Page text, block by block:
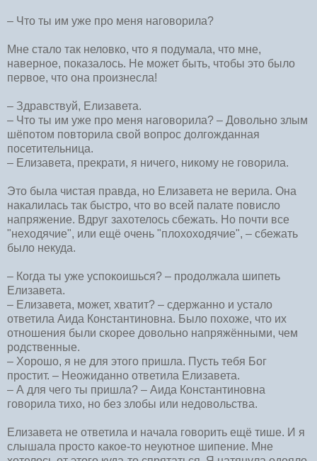
– Что ты им уже про меня наговорила?
Мне стало так неловко, что я подумала, что мне,
наверное, показалось. Не может быть, чтобы это было
первое, что она произнесла!
– Здравствуй, Елизавета.
– Что ты им уже про меня наговорила? – Довольно злым
шёпотом повторила свой вопрос долгожданная
посетительница.
– Елизавета, прекрати, я ничего, никому не говорила.
Это была чистая правда, но Елизавета не верила. Она
накалилась так быстро, что во всей палате повисло
напряжение. Вдруг захотелось сбежать. Но почти все
"неходячие", или ещё очень "плохоходячие", – сбежать
было некуда.
– Когда ты уже успокоишься? – продолжала шипеть
Елизавета.
– Елизавета, может, хватит? – сдержанно и устало
ответила Аида Константиновна. Было похоже, что их
отношения были скорее довольно напряжёнными, чем
родственные.
– Хорошо, я не для этого пришла. Пусть тебя Бог
простит. – Неожиданно ответила Елизавета.
– А для чего ты пришла? – Аида Константиновна
говорила тихо, но без злобы или недовольства.
Елизавета не ответила и начала говорить ещё тише. И я
слышала просто какое-то неуютное шипение. Мне